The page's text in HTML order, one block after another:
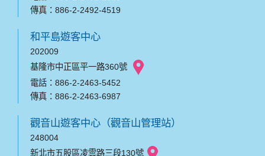
傳真：886-2-2492-4519
和平島遊客中心
202009
基隆市中正區平一路360號
電話：886-2-2463-5452
傳真：886-2-2463-6987
觀音山遊客中心（觀音山管理站）
248004
新北市五股區凌雲路三段130號